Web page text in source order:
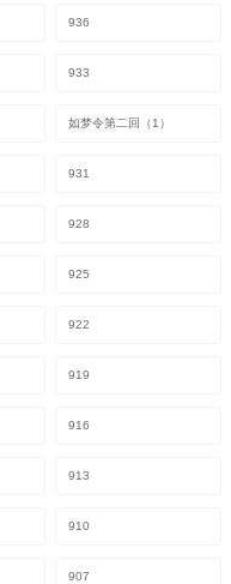
936
933
如梦令第二回（1）
931
928
925
922
919
916
913
910
907